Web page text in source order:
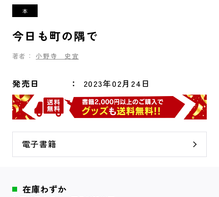
今日も町の隅で
著者： 小野寺 史宜
発売日 2023年02月24日
電子書籍
在庫わずか